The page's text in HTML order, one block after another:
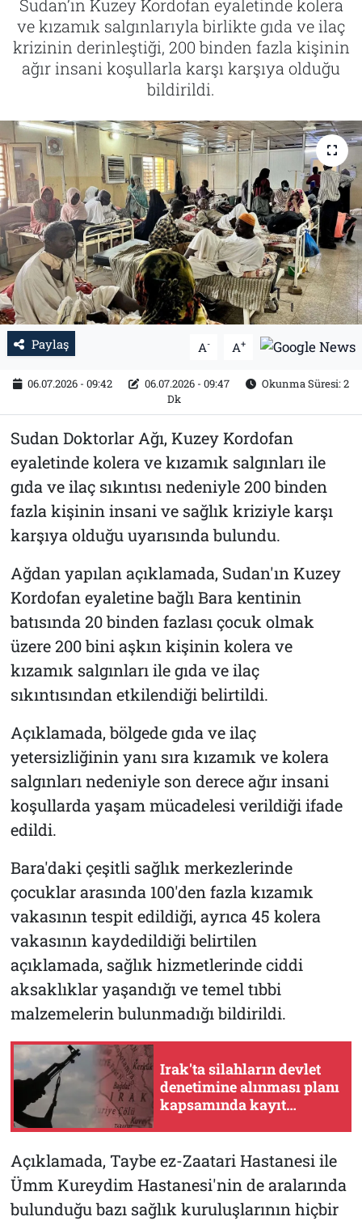
Sudan’ın Kuzey Kordofan eyaletinde kolera
ve kızamık salgınlarıyla birlikte gıda ve ilaç
krizinin derinleştiği, 200 binden fazla kişinin
ağır insani koşullarla karşı karşıya olduğu
bildirildi.
Paylaş A- A+
06.07.2026 - 09:42 06.07.2026 - 09:47
Okunma Süresi: 2
Dk
Sudan Doktorlar Ağı, Kuzey Kordofan
eyaletinde kolera ve kızamık salgınları ile
gıda ve ilaç sıkıntısı nedeniyle 200 binden
fazla kişinin insani ve sağlık kriziyle karşı
karşıya olduğu uyarısında bulundu.
Ağdan yapılan açıklamada, Sudan'ın Kuzey
Kordofan eyaletine bağlı Bara kentinin
batısında 20 binden fazlası çocuk olmak
üzere 200 bini aşkın kişinin kolera ve
kızamık salgınları ile gıda ve ilaç
sıkıntısından etkilendiği belirtildi.
Açıklamada, bölgede gıda ve ilaç
yetersizliğinin yanı sıra kızamık ve kolera
salgınları nedeniyle son derece ağır insani
koşullarda yaşam mücadelesi verildiği ifade
edildi.
Bara'daki çeşitli sağlık merkezlerinde
çocuklar arasında 100'den fazla kızamık
vakasının tespit edildiği, ayrıca 45 kolera
vakasının kaydedildiği belirtilen
açıklamada, sağlık hizmetlerinde ciddi
aksaklıklar yaşandığı ve temel tıbbi
malzemelerin bulunmadığı bildirildi.
Irak'ta silahların devlet
denetimine alınması planı
kapsamında kayıt
Açıklamada, Taybe ez-Zaatari Hastanesi ile
Ümm Kureydim Hastanesi'nin de aralarında
bulunduğu bazı sağlık kuruluşlarının hiçbir
Tarih
İletişim
Künye